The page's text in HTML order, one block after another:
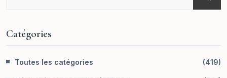
Catégories
Toutes les catégories (419)